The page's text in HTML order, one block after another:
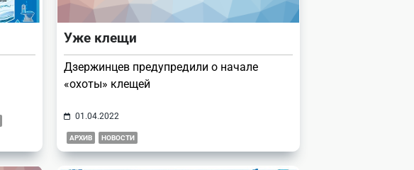
Уже клещи
Дзержинцев предупредили о начале
«охоты» клещей
01.04.2022
АРХИВ НОВОСТИ